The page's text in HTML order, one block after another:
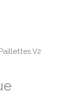
V2